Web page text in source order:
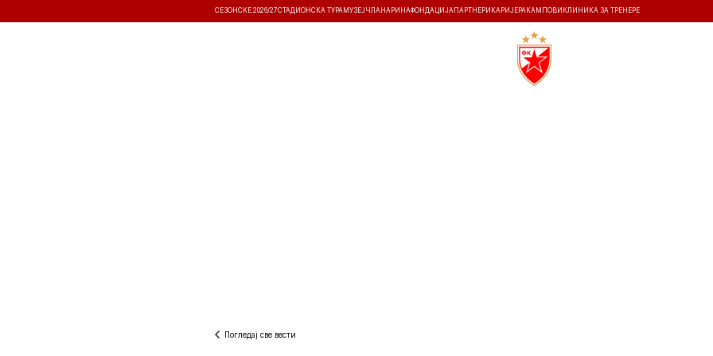
СЕЗОНСКЕ 2026/27СТАДИОНСКА ТУРА МУЗЕЈ ЧЛАНАРИНАФОНДАЦИЈА ПАРТНЕРИ КАРИЈЕРА КАМПОВИ КЛИНИКА ЗА ТРЕНЕРЕ
Погледај све вести